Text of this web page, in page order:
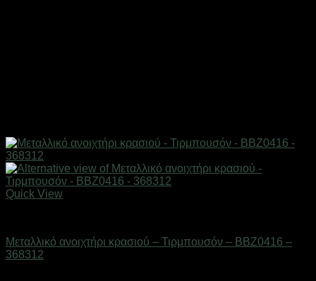
Quick View
Μεταλλικό ανοιχτήρι κρασιού – Τιρμπουσόν – BBZ0416 –
368312